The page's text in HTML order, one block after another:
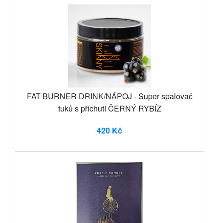
FAT BURNER DRINK/NÁPOJ - Super spalovač
tuků s příchutí ČERNÝ RYBÍZ
420 Kč